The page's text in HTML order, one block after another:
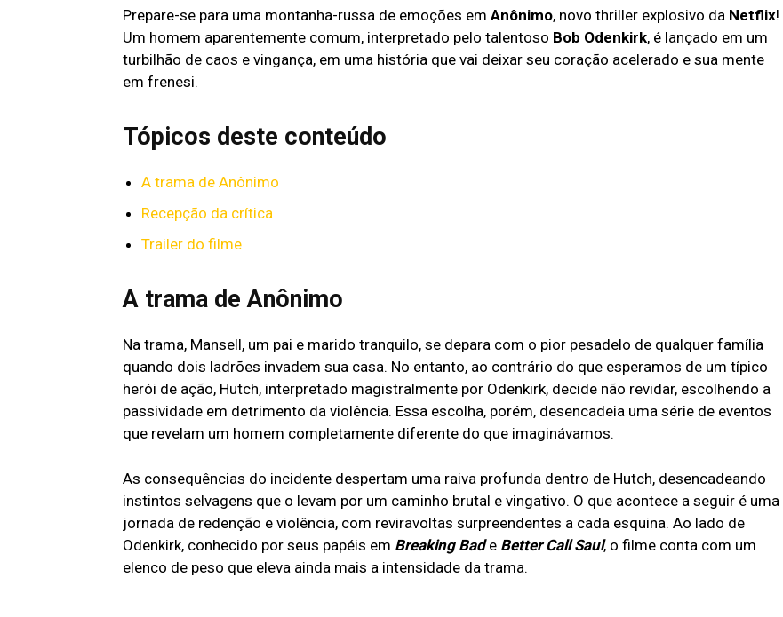
Prepare-se para uma montanha-russa de emoções em Anônimo, novo thriller explosivo da Netflix!
Um homem aparentemente comum, interpretado pelo talentoso Bob Odenkirk, é lançado em um
turbilhão de caos e vingança, em uma história que vai deixar seu coração acelerado e sua mente
em frenesi.
Tópicos deste conteúdo
A trama de Anônimo
Recepção da crítica
Trailer do filme
A trama de Anônimo
Na trama, Mansell, um pai e marido tranquilo, se depara com o pior pesadelo de qualquer família
quando dois ladrões invadem sua casa. No entanto, ao contrário do que esperamos de um típico
herói de ação, Hutch, interpretado magistralmente por Odenkirk, decide não revidar, escolhendo a
passividade em detrimento da violência. Essa escolha, porém, desencadeia uma série de eventos
que revelam um homem completamente diferente do que imaginávamos.
As consequências do incidente despertam uma raiva profunda dentro de Hutch, desencadeando
instintos selvagens que o levam por um caminho brutal e vingativo. O que acontece a seguir é uma
jornada de redenção e violência, com reviravoltas surpreendentes a cada esquina. Ao lado de
Odenkirk, conhecido por seus papéis em Breaking Bade Better Call Saul, o filme conta com um
elenco de peso que eleva ainda mais a intensidade da trama.